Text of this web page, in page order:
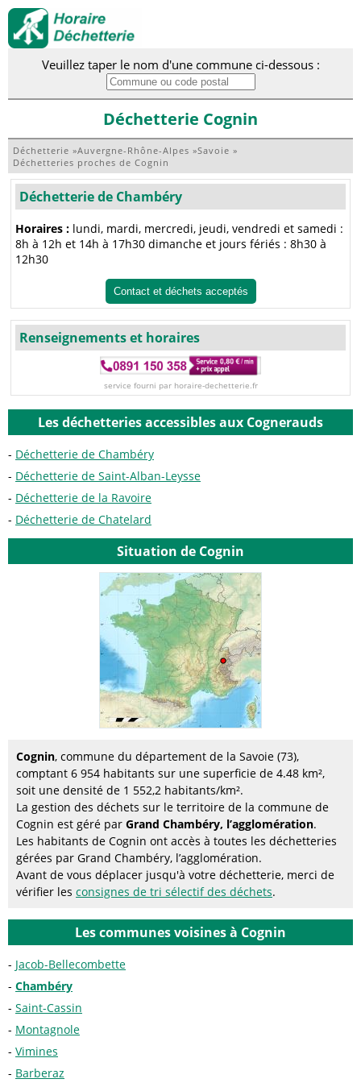
Veuillez taper le nom d'une commune ci-dessous :
Déchetterie Cognin
Déchetterie »Auvergne-Rhône-Alpes »Savoie »
Déchetteries proches de Cognin
Déchetterie de Chambéry
Horaires : lundi, mardi, mercredi, jeudi, vendredi et samedi :
8h à 12h et 14h à 17h30 dimanche et jours fériés : 8h30 à
12h30
Contact et déchets acceptés
Renseignements et horaires
service fourni par horaire-dechetterie.fr
Les déchetteries accessibles aux Cognerauds
Déchetterie de Chambéry
Déchetterie de Saint-Alban-Leysse
Déchetterie de la Ravoire
Déchetterie de Chatelard
Situation de Cognin
Cognin, commune du département de la Savoie (73),
comptant 6 954 habitants sur une superficie de 4.48 km²,
soit une densité de 1 552,2 habitants/km².
La gestion des déchets sur le territoire de la commune de
Cognin est géré par Grand Chambéry, l’agglomération.
Les habitants de Cognin ont accès à toutes les déchetteries
gérées par Grand Chambéry, l’agglomération.
Avant de vous déplacer jusqu'à votre déchetterie, merci de
vérifier les consignes de tri sélectif des déchets.
Les communes voisines à Cognin
Jacob-Bellecombette
Chambéry
Saint-Cassin
Montagnole
Vimines
Barberaz